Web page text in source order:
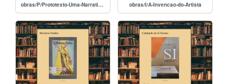
obras/P/Prototexto-Uma-Narrativa-Poetica-da-Ciencia obras/I/A-Invencao-do-Artista